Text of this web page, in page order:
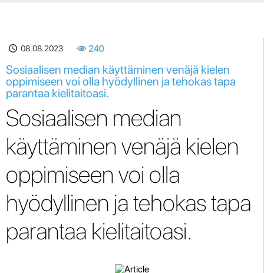
08.08.2023 240
Sosiaalisen median käyttäminen venäjä kielen
oppimiseen voi olla hyödyllinen ja tehokas tapa
parantaa kielitaitoasi.
Sosiaalisen median
käyttäminen venäjä kielen
oppimiseen voi olla
hyödyllinen ja tehokas tapa
parantaa kielitaitoasi.